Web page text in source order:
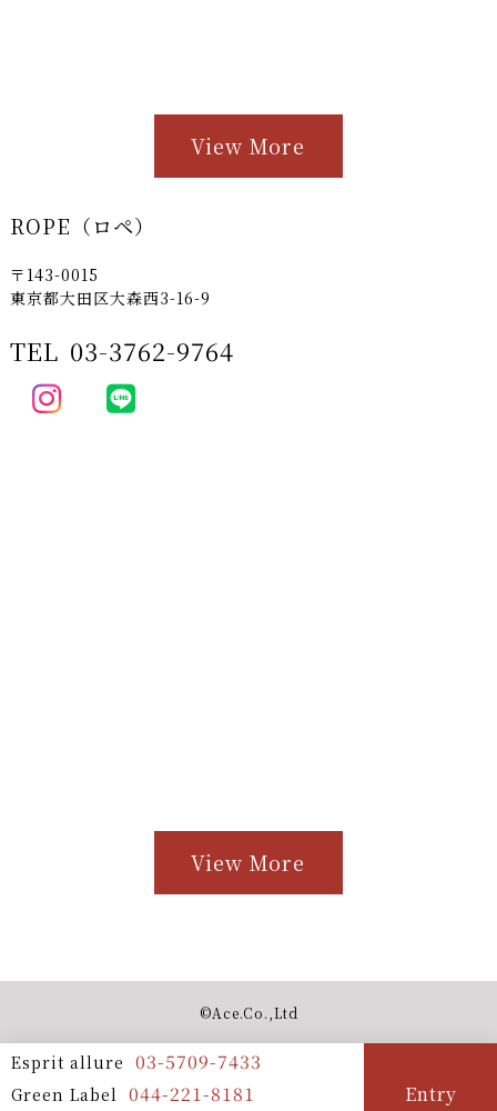
Esprit allure 03-5709-7433
Green Label 044-221-8181 Entry
View More
ROPE（ロペ）
〒143-0015
東京都大田区大森西3-16-9
TEL 03-3762-9764
View More
©︎Ace.Co.,Ltd